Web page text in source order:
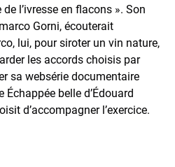
l’ivresse en flacons ». Son
Gorni, écouterait
lui, pour siroter un vin nature,
les accords choisis par
sa websérie documentaire
Échappée belle d’Édouard
d’accompagner l’exercice.